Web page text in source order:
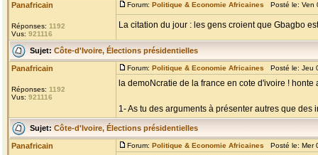
Panafricain
Réponses: 1192
Vus: 921116
Forum: Politique & Economie Africaines Posté le: Ven
La citation du jour : les gens croient que Gbagbo
Sujet: Côte-d'Ivoire, Élections présidentielles
Panafricain
Réponses: 1192
Vus: 921116
Forum: Politique & Economie Africaines Posté le: Jeu
la demoNcratie de la france en cote d'ivoire !
1- As tu des arguments à présenter autres que
Sujet: Côte-d'Ivoire, Élections présidentielles
Panafricain Forum: Politique & Economie Africaines Posté le: Mer